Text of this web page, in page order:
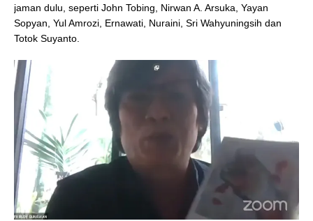
jaman dulu, seperti John Tobing, Nirwan A. Arsuka, Yayan
Sopyan, Yul Amrozi, Ernawati, Nuraini, Sri Wahyuningsih dan
Totok Suyanto.